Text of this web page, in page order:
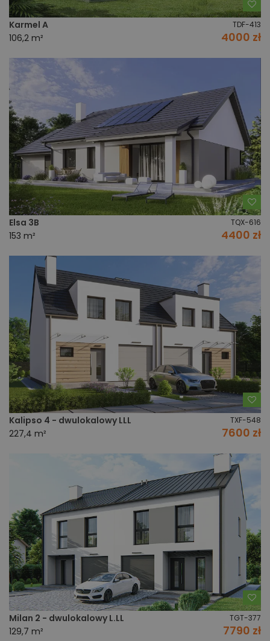
Karmel A TDF-413
106,2 m² 4000 zł
Elsa 3B TQX-616
153 m² 4400 zł
Kalipso 4 - dwulokalowy LLL TXF-548
227,4 m² 7600 zł
Milan 2 - dwulokalowy L.LL TGT-377
129,7 m² 7790 zł